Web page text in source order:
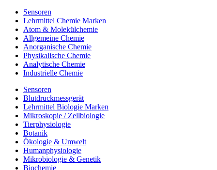
Sensoren
Lehrmittel Chemie Marken
Atom & Molekülchemie
Allgemeine Chemie
Anorganische Chemie
Physikalische Chemie
Analytische Chemie
Industrielle Chemie
Sensoren
Blutdruckmessgerät
Lehrmittel Biologie Marken
Mikroskopie / Zellbiologie
Tierphysiologie
Botanik
Ökologie & Umwelt
Humanphysiologie
Mikrobiologie & Genetik
Biochemie